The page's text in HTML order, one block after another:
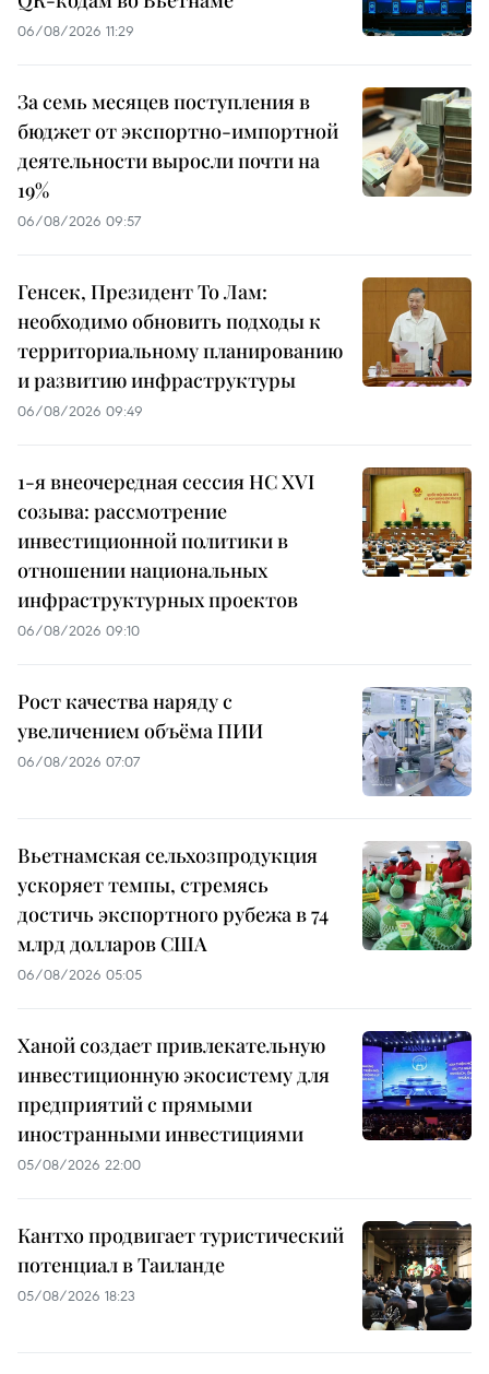
06/08/2026 11:29
За семь месяцев поступления в
бюджет от экспортно-импортной
деятельности выросли почти на
19%
06/08/2026 09:57
Генсек, Президент То Лам:
необходимо обновить подходы к
территориальному планированию
и развитию инфраструктуры
06/08/2026 09:49
1-я внеочередная сессия НС XVI
созыва: рассмотрение
инвестиционной политики в
отношении национальных
инфраструктурных проектов
06/08/2026 09:10
Рост качества наряду с
увеличением объёма ПИИ
06/08/2026 07:07
Вьетнамская сельхозпродукция
ускоряет темпы, стремясь
достичь экспортного рубежа в 74
млрд долларов США
06/08/2026 05:05
Ханой создает привлекательную
инвестиционную экосистему для
предприятий с прямыми
иностранными инвестициями
05/08/2026 22:00
Кантхо продвигает туристический
потенциал в Таиланде
05/08/2026 18:23